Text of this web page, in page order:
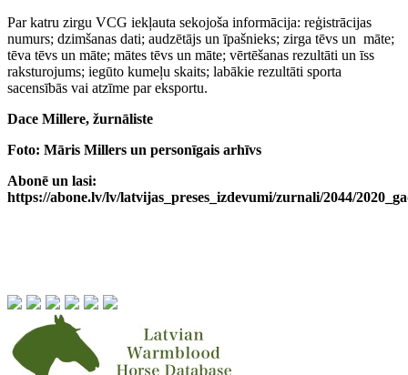
Par katru zirgu VCG iekļauta sekojoša informācija: reģistrācijas
numurs; dzimšanas dati; audzētājs un īpašnieks; zirga tēvs un māte;
tēva tēvs un māte; mātes tēvs un māte; vērtēšanas rezultāti un īss
raksturojums; iegūto kumeļu skaits; labākie rezultāti sporta
sacensībās vai atzīme par eksportu.
Dace Millere, žurnāliste
Foto: Māris Millers un personīgais arhīvs
Abonē un lasi:
https://abone.lv/lv/latvijas_preses_izdevumi/zurnali/2044/